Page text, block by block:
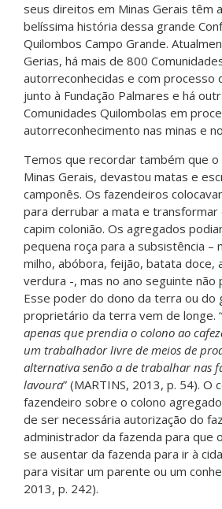
seus direitos em Minas Gerais têm
belíssima história dessa grande
Quilombos Campo Grande.
Gerias, há mais de 800
autorreconhecidas e com processo
junto à Fundação Palmares e há
Comunidades Quilombolas em
autorreconhecimento nas minas e
Temos que recordar também que o
Minas Gerais, devastou matas e
camponês. Os fazendeiros
para derrubar a mata e
capim colonião. Os agregados
pequena roça para a subsistência –
milho, abóbora, feijão, batata doce,
verdura -, mas no ano seguinte não
Esse poder do dono da terra ou do
proprietário da terra vem de longe. “
apenas que prendia o colono ao
um trabalhador livre de meios de
alternativa senão a de trabalhar nas
lavoura” (MARTINS, 2013, p. 54). O
fazendeiro sobre o colono
de ser necessária autorização do
administrador da fazenda para que
se ausentar da fazenda para ir à
para visitar um parente ou um
2013, p. 242).